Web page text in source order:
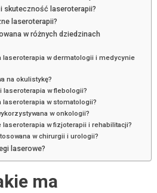
skuteczność laseroterapii?
laseroterapii?
w różnych dziedzinach
laseroterapia w dermatologii i medycynie
na okulistykę?
w flebologii?
w stomatologii?
w onkologii?
w fizjoterapii i rehabilitacji?
w chirurgii i urologii?
laserowe?
ma